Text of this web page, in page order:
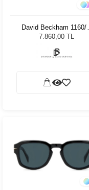
David Beckham 1160/S
05K 5108 Unisex Güneş
7.860,00 TL